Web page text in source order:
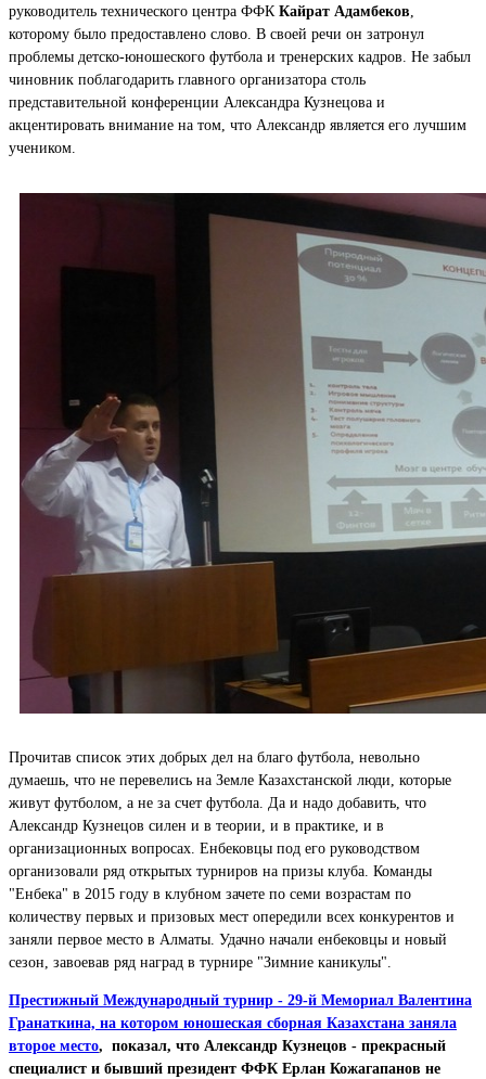
руководитель технического центра ФФК Кайрат Адамбеков
которому было предоставлено слово. В своей речи он затронул
проблемы детско-юношеского футбола и тренерских кадров. Не забыл
чиновник поблагодарить главного организатора столь
представительной конференции Александра Кузнецова и
акцентировать внимание на том, что Александр является его лучшим
учеником.
Прочитав список этих добрых дел на благо футбола, невольно
думаешь, что не перевелись на Земле Казахстанской люди, которые
живут футболом, а не за счет футбола. Да и надо добавить, что
Александр Кузнецов силен и в теории, и в практике, и в
организационных вопросах. Енбековцы под его руководством
организовали ряд открытых турниров на призы клуба. Команды
"Енбека" в 2015 году в клубном зачете по семи возрастам по
количеству первых и призовых мест опередили всех конкурентов и
заняли первое место в Алматы. Удачно начали енбековцы и новый
сезон, завоевав ряд наград в турнире "Зимние каникулы".
Престижный Международный турнир - 29-й Мемориал Валентина
Гранаткина, на котором юношеская сборная Казахстана заняла
второе место, показал, что Александр Кузнецов - прекрасный
специалист и бывший президент ФФК Ерлан Кожагапанов не